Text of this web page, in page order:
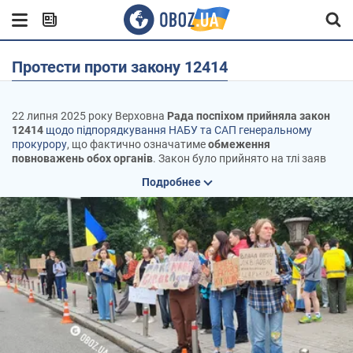
Протести проти закону 12414
22 липня 2025 року Верховна Рада поспіхом прийняла закон
12414 щодо підпорядкування НАБУ та САП генеральному
прокурору, що фактично означатимеобмеження
повноважень обох органів. Закон було прийнято на тлі заяв
Натомість у суспільстві сприйняли таке рішення парламенту,
якзгортання демократичних процесів, а також відхилення від
євроінтеграційних інтересів України.
Ввечері того ж дняу багатьох містах України відбулися
масштабні протестиз вимогою до президента ветувати
рішення парламенту і не згортати боротьбу з корупцією. Попри
це, ще до кінця дняпрезидент підписав закон і його навіть
було опубліковано у офіційному віснику парламенту – газеті
«Голос України». Таким чином вжез 23 липня закон почав
Подробнее